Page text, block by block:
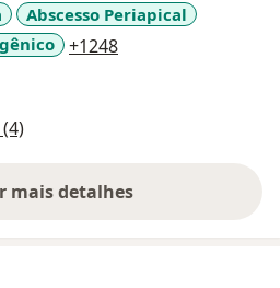
Abscesso Periapical
+1248
mais detalhes
sobre a experiência